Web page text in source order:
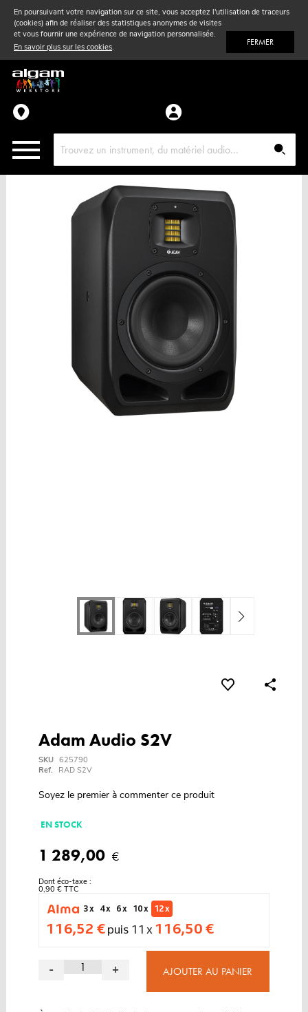
En poursuivant votre navigation sur ce site, vous acceptez l'utilisation de traceurs
(cookies) afin de réaliser des statistiques anonymes de visites
et vous fournir une expérience de navigation personnalisée.
En savoir plus sur les cookies. FERMER
Vent& Violon
Accessoires
Pièces détachées
Adam Audio S2V
SKU 625790
Ref.
RAD S2V
Soyez le premier à commenter ce produit
EN STOCK
1 289,00 €
Dont éco-taxe :
0,90 € TTC
3 x
4 x 6 x 10 x 12 x
116,52 €puis 11 x 116,50 €
- + AJOUTER AU PANIER